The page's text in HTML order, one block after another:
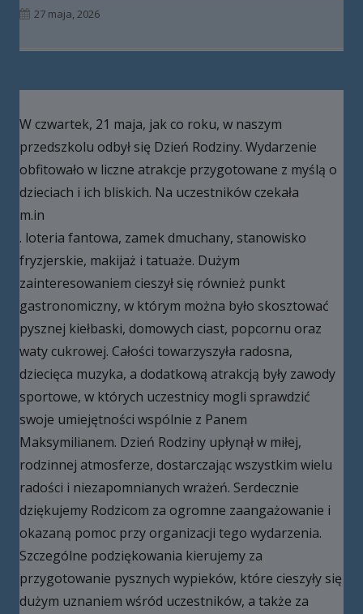
Opublikowano
27 maja, 2026
W czwartek, 21 maja, jak co roku, w naszym
przedszkolu odbył się Dzień Rodziny. Wydarzenie
obfitowało w liczne atrakcje przygotowane z myślą o
dzieciach i ich bliskich. Na uczestników czekała
m.in
. loteria fantowa, zamek dmuchany, stanowisko
fryzjerskie, makijaż i tatuaże. Dużym
zainteresowaniem cieszył się również punkt
gastronomiczny, w którym można było skosztować
pysznej kiełbaski, domowych ciast, popcornu oraz
waty cukrowej. Całości towarzyszyła radosna,
dziecięca muzyka, a dodatkową atrakcją były zawody
sportowe, w których uczestnicy mogli sprawdzić
swoje umiejętności wspólnie z Panem
Maksymilianem. Dzień Rodziny upłynął w miłej,
rodzinnej atmosferze, dostarczając wszystkim wielu
radości i niezapomnianych wrażeń. Serdecznie
dziękujemy Rodzicom za ogromne zaangażowanie i
okazaną pomoc przy organizacji tego wydarzenia.
Szczególne podziękowania kierujemy za
przygotowanie pysznych wypieków, które cieszyły się
dużym uznaniem wśród uczestników, a także za